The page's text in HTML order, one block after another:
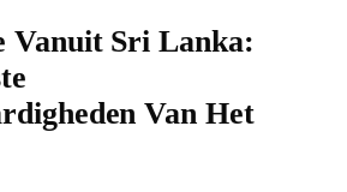
Vanuit Sri Lanka:
Van Het